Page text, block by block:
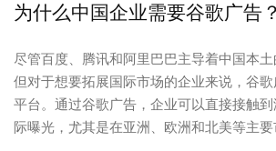
为什么中国企业需要谷歌广告？
尽管百度、腾讯和阿里巴巴主导着中国本土
但对于想要拓展国际市场的企业来说，谷
平台。通过谷歌广告，企业可以直接接触
际曝光，尤其是在亚洲、欧洲和北美等主要